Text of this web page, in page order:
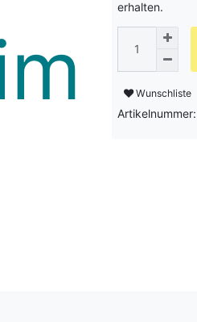
erhalten.
Wunschliste